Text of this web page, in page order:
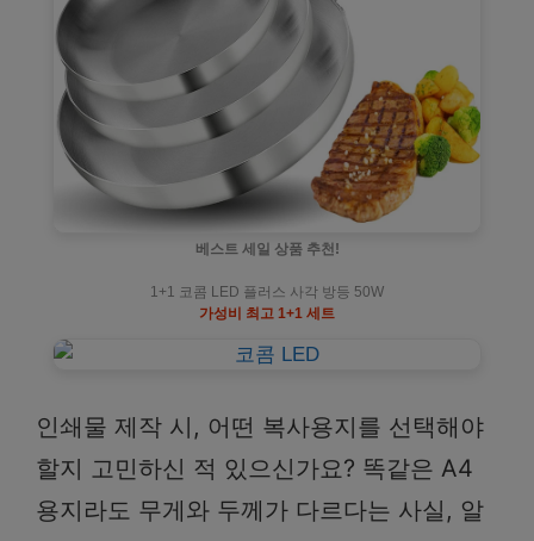
베스트 세일 상품 추천!
1+1 코콤 LED 플러스 사각 방등 50W
가성비 최고 1+1 세트
인쇄물 제작 시, 어떤 복사용지를 선택해야
할지 고민하신 적 있으신가요? 똑같은 A4
용지라도 무게와 두께가 다르다는 사실, 알